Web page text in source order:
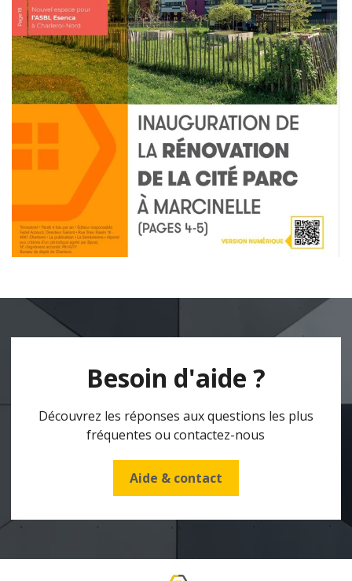
Besoin d'aide ?
Découvrez les réponses aux questions les plus
fréquentes ou contactez-nous
Aide & contact